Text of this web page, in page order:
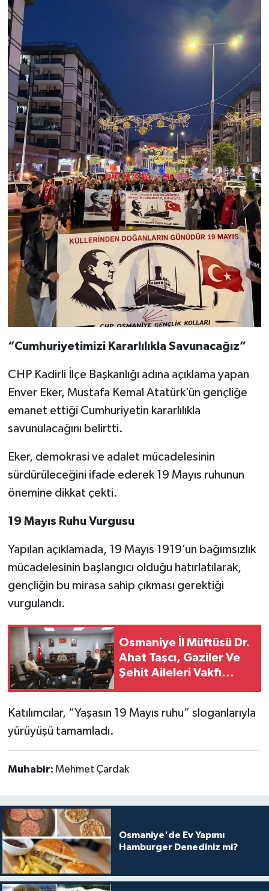
“Cumhuriyetimizi Kararlılıkla Savunacağız”
CHP Kadirli İlçe Başkanlığı adına açıklama yapan
Enver Eker, Mustafa Kemal Atatürk’ün gençliğe
emanet ettiği Cumhuriyetin kararlılıkla
savunulacağını belirtti.
Eker, demokrasi ve adalet mücadelesinin
sürdürüleceğini ifade ederek 19 Mayıs ruhunun
önemine dikkat çekti.
19 Mayıs Ruhu Vurgusu
Yapılan açıklamada, 19 Mayıs 1919’un bağımsızlık
mücadelesinin başlangıcı olduğu hatırlatılarak,
gençliğin bu mirasa sahip çıkması gerektiği
vurgulandı.
Osmaniye İl Müftüsü Dr.
Ahat Taşcı, Gaziler Ve
Şehit Aileleri Vakfı
Katılımcılar, “Yaşasın 19 Mayıs ruhu” sloganlarıyla
yürüyüşü tamamladı.
Muhabir: Mehmet Çardak
Osmaniye'de Ev Yapımı
Hamburger Denediniz mi?